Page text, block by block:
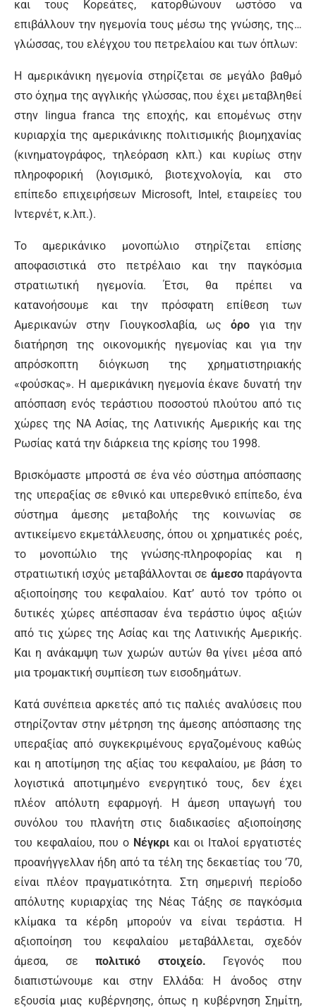
και τους Κορεάτες, κατορθώνουν ωστόσο να
επιβάλλουν την ηγεμονία τους μέσω της γνώσης, της…
γλώσσας, του ελέγχου του πετρελαίου και των όπλων:
Η αμερικάνικη ηγεμονία στηρίζεται σε μεγάλο βαθμό
στο όχημα της αγγλικής γλώσσας, που έχει μεταβληθεί
στην lingua franca της εποχής, και επομένως στην
κυριαρχία της αμερικάνικης πολιτισμικής βιομηχανίας
(κινηματογράφος, τηλεόραση κλπ.) και κυρίως στην
πληροφορική (λογισμικό, βιοτεχνολογία, και στο
επίπεδο επιχειρήσεων Microsoft, Intel, εταιρείες του
Ιντερνέτ, κ.λπ.).
Το αμερικάνικο μονοπώλιο στηρίζεται επίσης
αποφασιστικά στο πετρέλαιο και την παγκόσμια
στρατιωτική ηγεμονία. Έτσι, θα πρέπει να
κατανοήσουμε και την πρόσφατη επίθεση των
Αμερικανών στην Γιουγκοσλαβία, ωςόρο για την
διατήρηση της οικονομικής ηγεμονίας και για την
απρόσκοπτη διόγκωση της χρηματιστηριακής
«φούσκας». Η αμερικάνικη ηγεμονία έκανε δυνατή την
απόσπαση ενός τεράστιου ποσοστού πλούτου από τις
χώρες της ΝΑ Ασίας, της Λατινικής Αμερικής και της
Ρωσίας κατά την διάρκεια της κρίσης του 1998.
Βρισκόμαστε μπροστά σε ένα νέο σύστημα απόσπασης
της υπεραξίας σε εθνικό και υπερεθνικό επίπεδο, ένα
σύστημα άμεσης μεταβολής της κοινωνίας σε
αντικείμενο εκμετάλλευσης, όπου οι χρηματικές ροές,
το μονοπώλιο της γνώσης-πληροφορίας και η
στρατιωτική ισχύς μεταβάλλονται σε άμεσοπαράγοντα
αξιοποίησης του κεφαλαίου. Κατ’ αυτό τον τρόπο οι
δυτικές χώρες απέσπασαν ένα τεράστιο ύψος αξιών
από τις χώρες της Ασίας και της Λατινικής Αμερικής.
Και η ανάκαμψη των χωρών αυτών θα γίνει μέσα από
μια τρομακτική συμπίεση των εισοδημάτων.
Κατά συνέπεια αρκετές από τις παλιές αναλύσεις που
στηρίζονταν στην μέτρηση της άμεσης απόσπασης της
υπεραξίας από συγκεκριμένους εργαζομένους καθώς
και η αποτίμηση της αξίας του κεφαλαίου, με βάση το
λογιστικά αποτιμημένο ενεργητικό τους, δεν έχει
πλέον απόλυτη εφαρμογή. Η άμεση υπαγωγή του
συνόλου του πλανήτη στις διαδικασίες αξιοποίησης
του κεφαλαίου, που ο Νέγκρι και οι Ιταλοί εργατιστές
προανήγγελλαν ήδη από τα τέλη της δεκαετίας του ’70,
είναι πλέον πραγματικότητα. Στη σημερινή περίοδο
απόλυτης κυριαρχίας της Νέας Τάξης σε παγκόσμια
κλίμακα τα κέρδη μπορούν να είναι τεράστια. Η
αξιοποίηση του κεφαλαίου μεταβάλλεται, σχεδόν
άμεσα, σεπολιτικό στοιχείο. Γεγονός που
διαπιστώνουμε και στην Ελλάδα: Η άνοδος στην
εξουσία μιας κυβέρνησης, όπως η κυβέρνηση Σημίτη,